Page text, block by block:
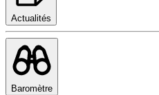
Actualités
Baromètre